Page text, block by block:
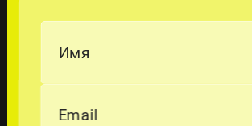
Имя
Email